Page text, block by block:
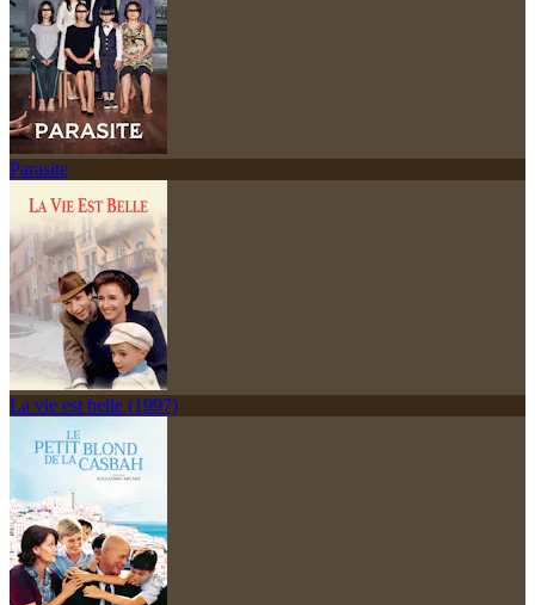
Parasite
La vie est belle (1997)